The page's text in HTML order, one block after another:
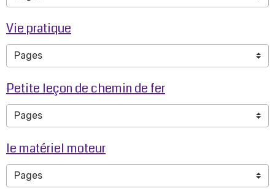
Vie pratique
Petite leçon de chemin de fer
le matériel moteur